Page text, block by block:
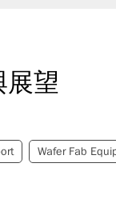
望
Wafer Fab